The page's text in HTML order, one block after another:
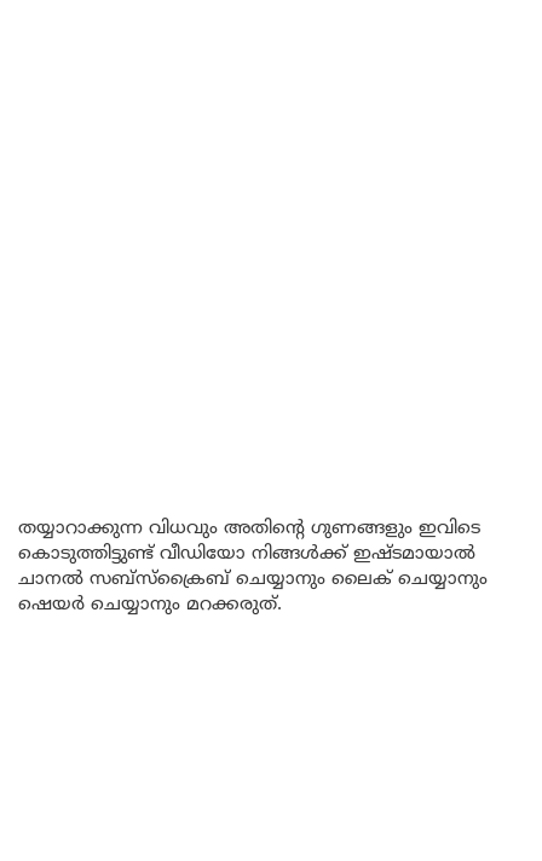
തയ്യാറാക്കുന്ന വിധവും അതിന്റെ ഗുണങ്ങളും ഇവിടെ
കൊടുത്തിട്ടുണ്ട് വീഡിയോ നിങ്ങൾക്ക് ഇഷ്ടമായാൽ
ചാനൽ സബ്സ്ക്രൈബ് ചെയ്യാനും ലൈക് ചെയ്യാനും
ഷെയർ ചെയ്യാനും മറക്കരുത്.